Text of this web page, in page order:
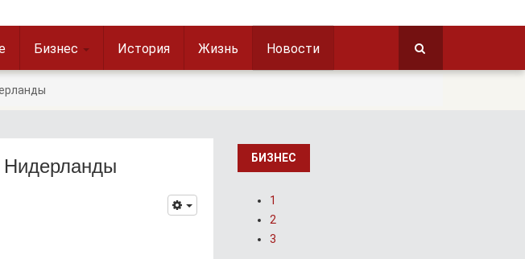
Бизнес История Жизнь Новости
Нидерланды БИЗНЕС
1
2
3